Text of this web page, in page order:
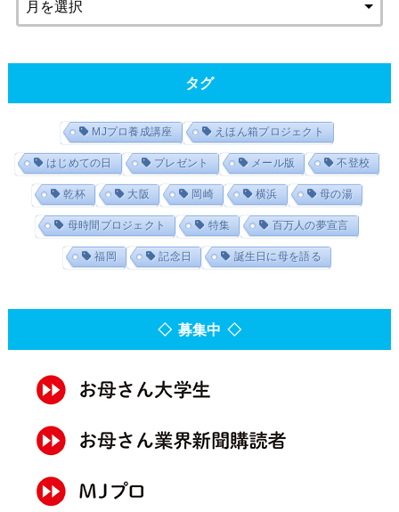
タグ
MJプロ養成講座 えほん箱プロジェクト
はじめての日 プレゼント メール版 不登校
乾杯 大阪 岡崎 横浜 母の湯
母時間プロジェクト 特集 百万人の夢宣言
福岡 記念日 誕生日に母を語る
◇ 募集中 ◇